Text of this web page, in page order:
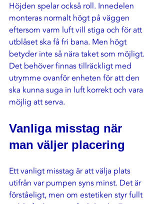
Höjden spelar också roll. Innedelen
monteras normalt högt på väggen
eftersom varm luft vill stiga och för att
utblåset ska få fri bana. Men högt
betyder inte så nära taket som möjligt.
Det behöver finnas tillräckligt med
utrymme ovanför enheten för att den
ska kunna suga in luft korrekt och vara
möjlig att serva.
Vanliga misstag när
man väljer placering
Ett vanligt misstag är att välja plats
utifrån var pumpen syns minst. Det är
förståeligt, men om estetiken styr fullt